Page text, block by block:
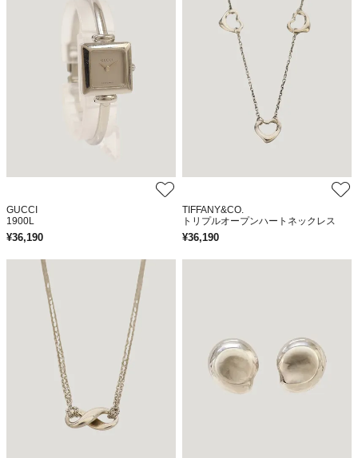
GUCCI
1900L
¥36,190
TIFFANY&CO.
トリプルオープンハートネックレス
¥36,190